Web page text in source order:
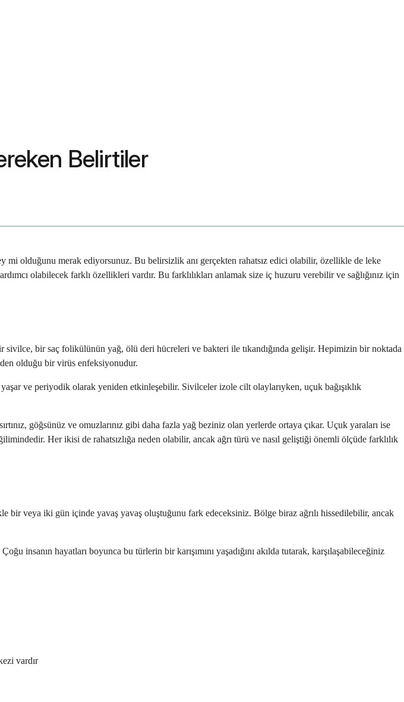
Belirtiler
olduğunu merak ediyorsunuz. Bu belirsizlik anı gerçekten rahatsız edici olabilir, özellikle de leke
olabilecek farklı özellikleri vardır. Bu farklılıkları anlamak size iç huzuru verebilir ve sağlığınız için
bir saç folikülünün yağ, ölü deri hücreleri ve bakteri ile tıkandığında gelişir. Hepimizin bir noktada
olduğu bir virüs enfeksiyonudur.
ve periyodik olarak yeniden etkinleşebilir. Sivilceler izole cilt olaylarıyken, uçuk bağışıklık
göğsünüz ve omuzlarınız gibi daha fazla yağ beziniz olan yerlerde ortaya çıkar. Uçuk yaraları ise
Her ikisi de rahatsızlığa neden olabilir, ancak ağrı türü ve nasıl geliştiği önemli ölçüde farklılık
veya iki gün içinde yavaş yavaş oluştuğunu fark edeceksiniz. Bölge biraz ağrılı hissedilebilir, ancak
insanın hayatları boyunca bu türlerin bir karışımını yaşadığını akılda tutarak, karşılaşabileceğiniz
vardır